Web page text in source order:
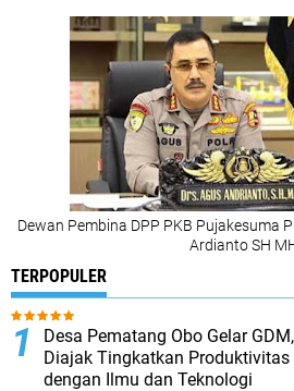
Dewan Pembina DPP PKB Pujakesuma
Ardianto SH
TERPOPULER
Desa Pematang Obo Gelar
Diajak Tingkatkan Produktivitas
dengan Ilmu dan Teknologi